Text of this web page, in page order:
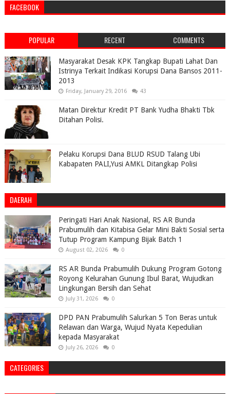
FACEBOOK
POPULAR RECENT COMMENTS
Masyarakat Desak KPK Tangkap Bupati Lahat Dan
Istrinya Terkait Indikasi Korupsi Dana Bansos 2011-
2013
Friday, January 29, 2016 43
Matan Direktur Kredit PT Bank Yudha Bhakti Tbk
Ditahan Polisi.
Pelaku Korupsi Dana BLUD RSUD Talang Ubi
Kabapaten PALI,Yusi AMKL Ditangkap Polisi
DAERAH
Peringati Hari Anak Nasional, RS AR Bunda
Prabumulih dan Kitabisa Gelar Mini Bakti Sosial serta
Tutup Program Kampung Bijak Batch 1
August 02, 2026 0
RS AR Bunda Prabumulih Dukung Program Gotong
Royong Kelurahan Gunung Ibul Barat, Wujudkan
Lingkungan Bersih dan Sehat
July 31, 2026 0
DPD PAN Prabumulih Salurkan 5 Ton Beras untuk
Relawan dan Warga, Wujud Nyata Kepedulian
kepada Masyarakat
July 26, 2026 0
CATEGORIES